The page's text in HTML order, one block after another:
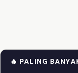
🔥 PALING